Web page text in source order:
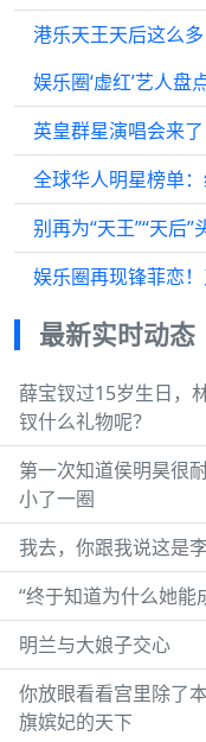
娱乐圈‘虚红’艺人
全球华人明星榜单
最新实时动态
薛宝钗过15岁生日，
钗什么礼物呢？
第一次知道侯明昊很
小了一圈
我去，你跟我说这是
“终于知道为什么她能
明兰与大娘子交心
你放眼看看宫里除了
旗嫔妃的天下